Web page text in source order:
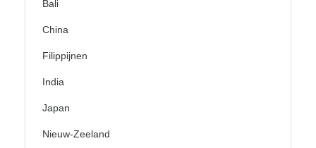
Bali
China
Filippijnen
India
Japan
Nieuw-Zeeland